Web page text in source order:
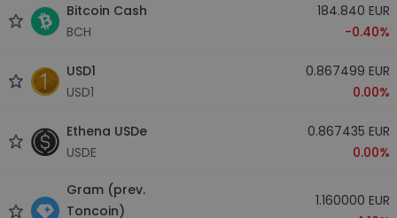
Bitcoin Cash
BCH
184.840 EUR
-0.40%
USD1
USD1
0.867499 EUR
0.00%
Ethena USDe
USDE
0.867435 EUR
0.00%
Gram (prev.
Toncoin)
1.160000 EUR